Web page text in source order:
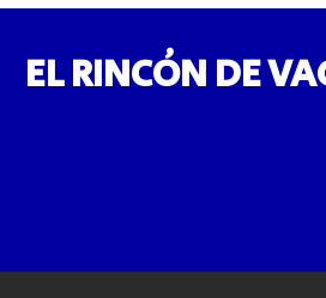
EL RINCÓN DE